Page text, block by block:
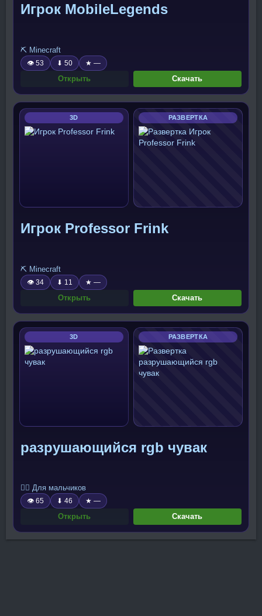
Игрок MobileLegends
⛏️ Minecraft
👁 53 ⬇ 50 ★ —
Открыть Скачать
3D РАЗВЕРТКА
Игрок Professor Frink
⛏️ Minecraft
👁 34 ⬇ 11 ★ —
Открыть Скачать
3D РАЗВЕРТКА
разрушающийся rgb чувак
🧍‍♂️ Для мальчиков
👁 65 ⬇ 46 ★ —
Открыть Скачать